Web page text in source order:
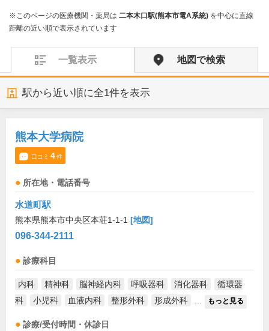
※このページの医療機関・薬局は 二本木口駅(熊本市電A系統) を中心に直線
距離の近い順で表示されています
一覧表示 地図で検索
駅から近い順に全1件を表示
熊本大学病院
口コミ 4件
所在地・電話番号
水道町駅
熊本県熊本市中央区本荘1-1-1 [地図]
096-344-2111
診療科目
内科 精神科 脳神経内科 呼吸器科 消化器科
循環器
科
小児科 血液内科 整形外科 形成外科 もっと見る
診療/受付時間・休診日